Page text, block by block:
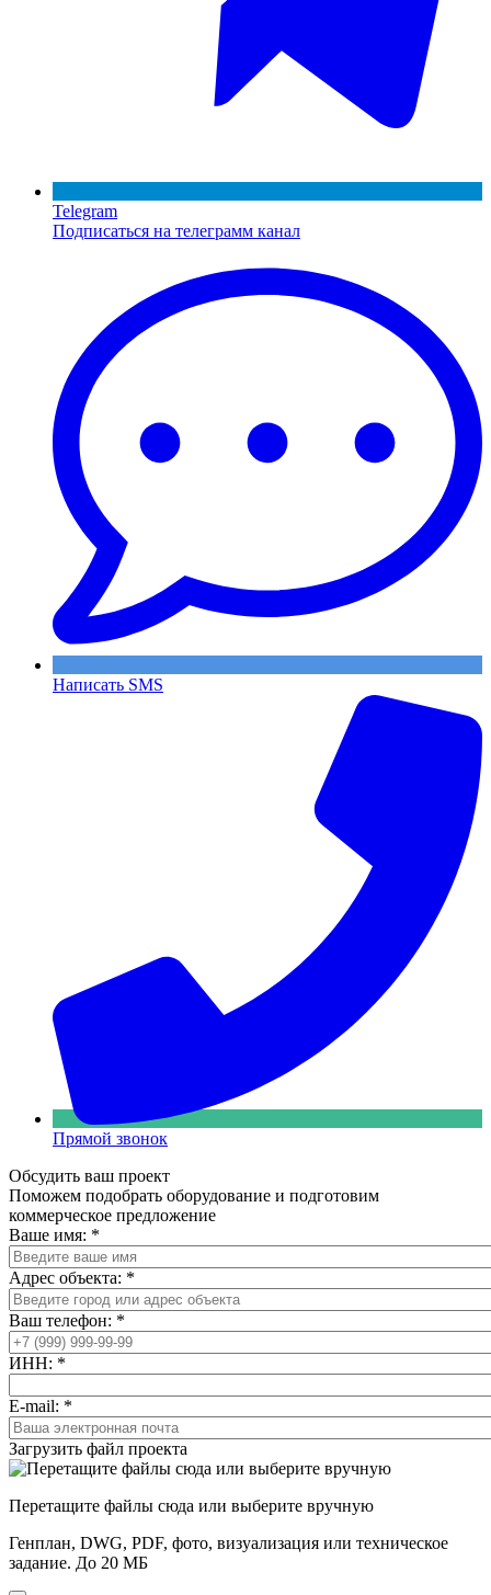
Telegram
Подписаться на телеграмм канал
Написать SMS
Прямой звонок
Обсудить ваш проект
Поможем подобрать оборудование и подготовим
коммерческое предложение
Ваше имя: *
Адрес объекта: *
Ваш телефон: *
ИНН: *
E-mail: *
Загрузить файл проекта
Перетащите файлы сюда или выберите вручную
Генплан, DWG, PDF, фото, визуализация или техническое
задание. До 20 МБ